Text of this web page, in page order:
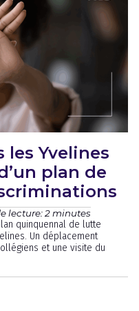
les Yvelines
plan de
lecture: 2 minutes
quinquennal de lutte
Un déplacement
et une visite du